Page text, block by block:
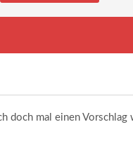
doch mal einen Vorschlag